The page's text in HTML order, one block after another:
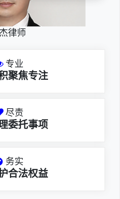
律师
专业
聚焦专注
尽责
委托事项
务实
合法权益